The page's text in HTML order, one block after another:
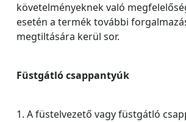
követelményeknek való
esetén a termék további
megtiltására kerül sor.
Füstgátló csappantyúk
1. A füstelvezető vagy füstgátló